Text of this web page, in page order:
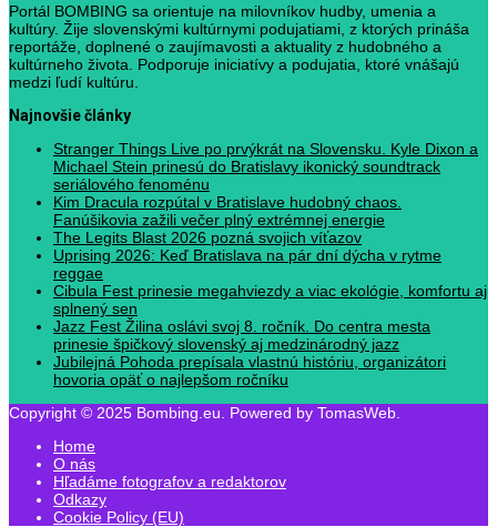
Portál BOMBING sa orientuje na milovníkov hudby, umenia a
kultúry. Žije slovenskými kultúrnymi podujatiami, z ktorých prináša
reportáže, doplnené o zaujímavosti a aktuality z hudobného a
kultúrneho života. Podporuje iniciatívy a podujatia, ktoré vnášajú
medzi ľudí kultúru.
Najnovšie články
Stranger Things Live po prvýkrát na Slovensku. Kyle Dixon a
Michael Stein prinesú do Bratislavy ikonický soundtrack
seriálového fenoménu
Kim Dracula rozpútal v Bratislave hudobný chaos.
Fanúšikovia zažili večer plný extrémnej energie
The Legits Blast 2026 pozná svojich víťazov
Uprising 2026: Keď Bratislava na pár dní dýcha v rytme
reggae
Cibula Fest prinesie megahviezdy a viac ekológie, komfortu aj
splnený sen
Jazz Fest Žilina oslávi svoj 8. ročník. Do centra mesta
prinesie špičkový slovenský aj medzinárodný jazz
Jubilejná Pohoda prepísala vlastnú históriu, organizátori
hovoria opäť o najlepšom ročníku
Copyright © 2025 Bombing.eu. Powered by TomasWeb.
Home
O nás
Hľadáme fotografov a redaktorov
Odkazy
Cookie Policy (EU)